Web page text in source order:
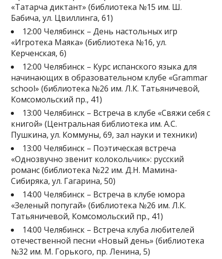
«Татарча диктант» (библиотека №15 им. Ш.
Бабича, ул. Цвиллинга, 61)
12:00 Челябинск – День настольных игр
«Игротека Маяка» (библиотека №16, ул.
Керченская, 6)
12:00 Челябинск – Курс испанского языка для
начинающих в образовательном клубе «Grammar
school» (библиотека №26 им. Л.К. Татьяничевой,
Комсомольский пр., 41)
13:00 Челябинск – Встреча в клубе «Свяжи себя с
книгой» (Центральная библиотека им. А.С.
Пушкина, ул. Коммуны, 69, зал науки и техники)
13:00 Челябинск – Поэтическая встреча
«Однозвучно звенит колокольчик»: русский
романс (библиотека №22 им. Д.Н. Мамина-
Сибиряка, ул. Гагарина, 50)
14:00 Челябинск – Встреча в клубе юмора
«Зеленый попугай» (библиотека №26 им. Л.К.
Татьяничевой, Комсомольский пр., 41)
14:00 Челябинск – Встреча клуба любителей
отечественной песни «Новый день» (библиотека
№32 им. М. Горького, пр. Ленина, 5)